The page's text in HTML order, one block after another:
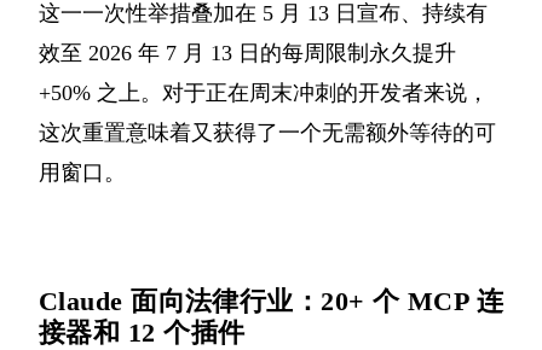
这一一次性举措叠加在 5 月 13 日宣布、持续有
效至 2026 年 7 月 13 日的每周限制永久提升
+50% 之上。对于正在周末冲刺的开发者来说，
这次重置意味着又获得了一个无需额外等待的可
用窗口。
Claude 面向法律行业：20+ 个 MCP 连
接器和 12 个插件